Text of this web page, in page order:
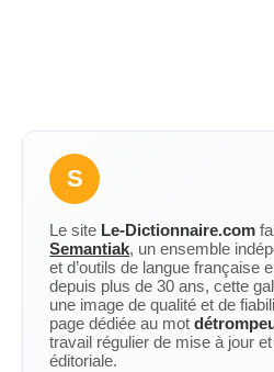
S
Le site Le-Dictionnaire.com
Semantiak, un ensemble
et d’outils de langue française
depuis plus de 30 ans, cette
une image de qualité et de
page dédiée au mot
travail régulier de mise à jour
éditoriale.